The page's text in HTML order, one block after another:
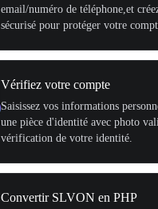
email/numéro de téléphone,et
sécurisé pour protéger votre
Vérifiez votre compte
Saisissez vos informations
une pièce d'identité avec photo
vérification de votre identité.
Convertir SLVON en PHP